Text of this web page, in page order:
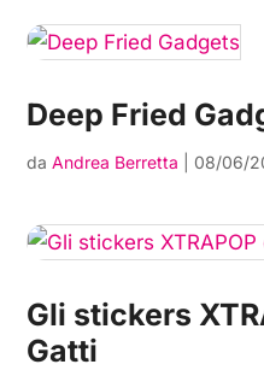
Deep Fried
daAndrea Berretta 08/06/
Gli stickers
Gatti